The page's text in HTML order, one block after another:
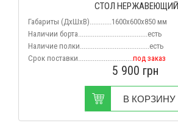
СТОЛ НЕРЖАВЕЮЩИЙ
Габариты (ДхШхВ)............1600x600x850 мм
Наличии борта......................................есть
Наличие полки......................................есть
Срок поставки..............................под заказ
5 900 грн
В КОРЗИНУ